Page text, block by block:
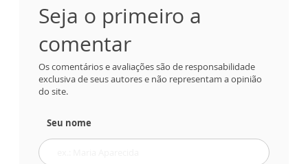
Seja o primeiro a
comentar
Os comentários e avaliações são de responsabilidade
exclusiva de seus autores e não representam a opinião
do site.
Seu nome